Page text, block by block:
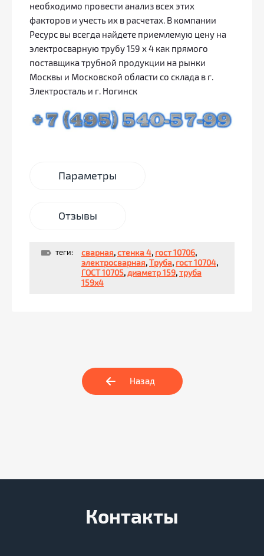
необходимо провести анализ всех этих
факторов и учесть их в расчетах. В компании
Ресурс вы всегда найдете приемлемую цену на
электросварную трубу 159 х 4 как прямого
поставщика трубной продукции на рынки
Москвы и Московской области со склада в г.
Электросталь и г. Ногинск
Параметры
Отзывы
теги: сварная,стенка 4, гост 10706,
электросварная,Труба, гост 10704,
ГОСТ 10705,диаметр 159,труба
159х4
Назад
Контакты